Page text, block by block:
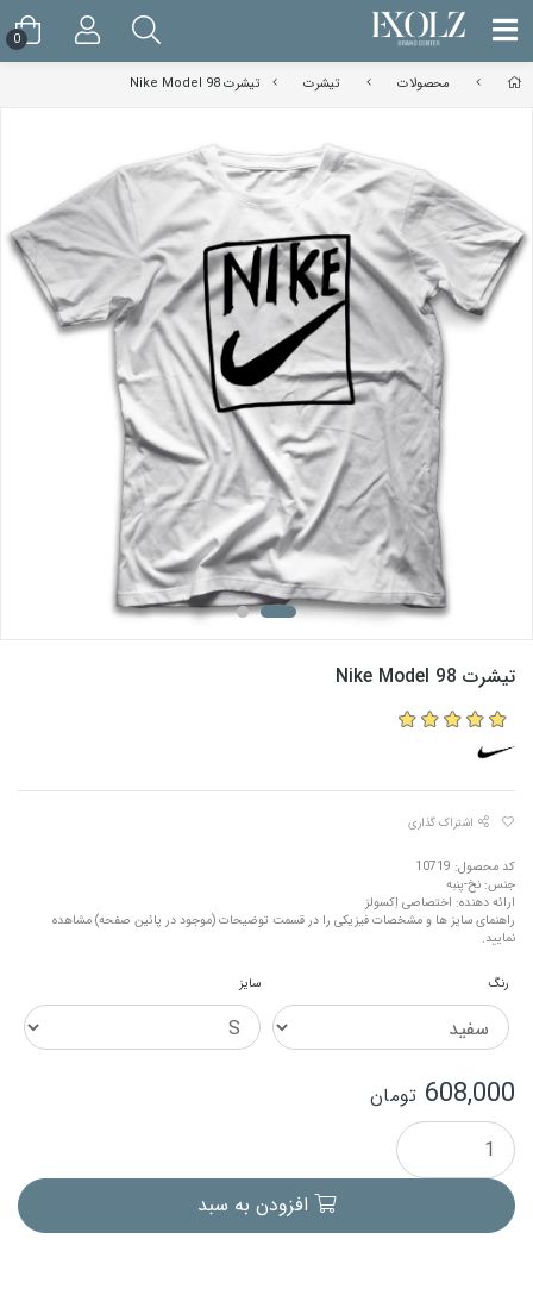
محصولات تیشرت تیشرت Nike Model 98
تیشرت Nike Model 98
اشتراک گذاری
کد محصول: 10719
جنس: نخ-پنبه
ارائه دهنده: اختصاصی اِکسولز
راهنمای سایز ها و مشخصات فیزیکی را در قسمت توضیحات (موجود در پائین صفحه) مشاهده
نمایید.
رنگ سایز
608,000 تومان
افزودن به سبد
0